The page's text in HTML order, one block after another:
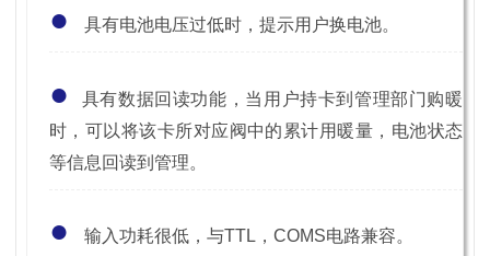
● 具有电池电压过低时，提示用户换电池。
●
具有数据回读功能，当用户持卡到管理部门购暖
时，可以将该卡所对应阀中的累计用暖量，电池状态
等信息回读到管理。
● 输入功耗很低，与TTL，COMS电路兼容。